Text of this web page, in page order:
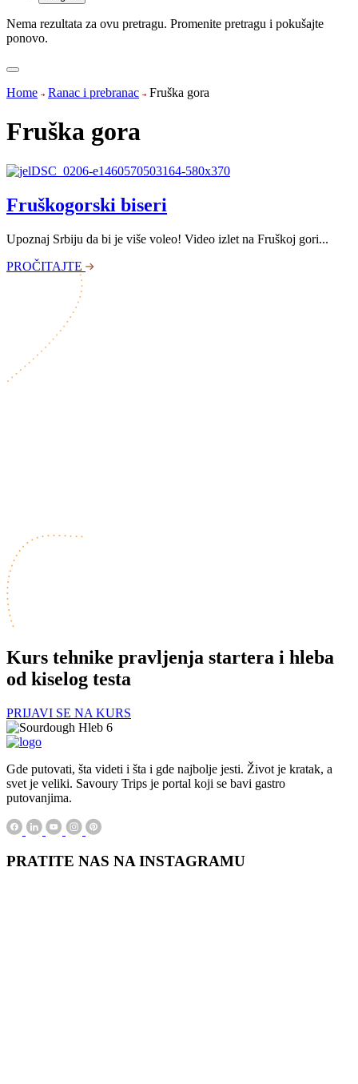
Nema rezultata za ovu pretragu. Promenite pretragu i pokušajte
ponovo.
Home Ranac i prebranac Fruška gora
Fruška gora
Fruškogorski biseri
Upoznaj Srbiju da bi je više voleo! Video izlet na Fruškoj gori...
PROČITAJTE
Kurs tehnike pravljenja startera i hleba
od kiselog testa
PRIJAVI SE NA KURS
Gde putovati, šta videti i šta i gde najbolje jesti. Život je kratak, a
svet je veliki. Savoury Trips je portal koji se bavi gastro
putovanjima.
PRATITE NAS NA INSTAGRAMU